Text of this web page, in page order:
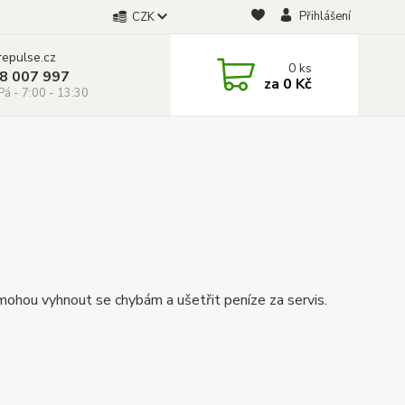
CZK Přihlášení
007 997
- 7:00 - 13:30
0ks
za 0 Kč
vyhnout se chybám a ušetřit peníze za servis.